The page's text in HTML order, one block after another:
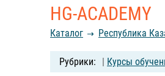
HG-ACADEMY
Каталог Республика
| Курсы